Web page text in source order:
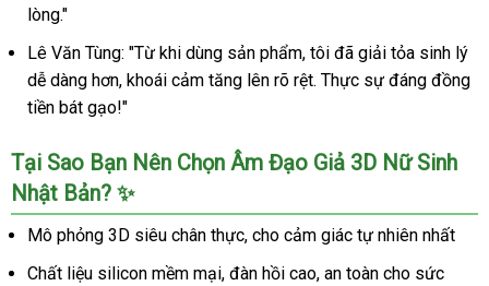
lòng."
Lê Văn Tùng: "Từ khi dùng sản phẩm, tôi đã giải tỏa sinh lý
dễ dàng hơn, khoái cảm tăng lên rõ rệt. Thực sự đáng đồng
tiền bát gạo!"
Tại Sao Bạn Nên Chọn Âm Đạo Giả 3D Nữ Sinh
Nhật Bản? ✨
Mô phỏng 3D siêu chân thực, cho cảm giác tự nhiên nhất
Chất liệu silicon mềm mại, đàn hồi cao, an toàn cho sức